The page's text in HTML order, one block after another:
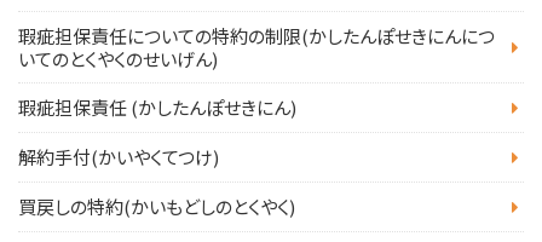
瑕疵担保責任についての特約の制限(かしたんぽせきにんにつ
いてのとくやくのせいげん)
瑕疵担保責任 (かしたんぽせきにん)
解約手付(かいやくてつけ)
買戻しの特約(かいもどしのとくやく)